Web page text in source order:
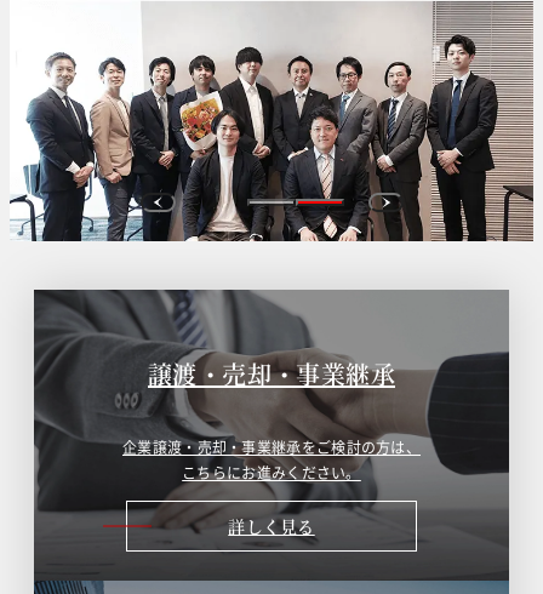
譲渡・売却・事業継承
企業譲渡・売却・事業継承をご検討の方は、
こちらにお進みください。
詳しく見る